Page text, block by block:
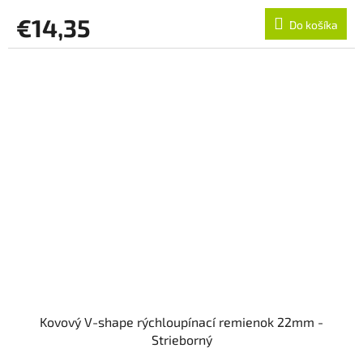
€14,35 Do košíka
Kovový V-shape rýchloupínací remienok 22mm -
Strieborný